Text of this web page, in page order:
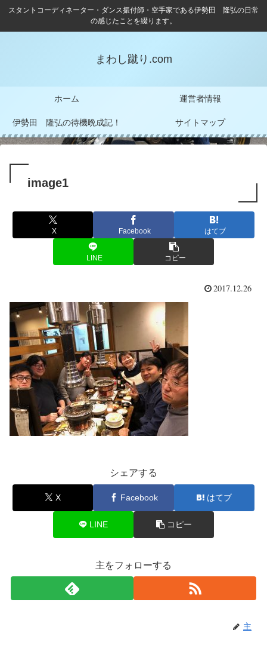
スタントコーディネーター・ダンス振付師・空手家である伊勢田 隆弘の日常
の感じたことを綴ります。
まわし蹴り.com
ホーム 運営者情報
伊勢田 隆弘の待機晩成記！ サイトマップ
image1
X Facebook はてブ
LINE コピー
2017.12.26
シェアする
X Facebook はてブ
LINE コピー
主をフォローする
主